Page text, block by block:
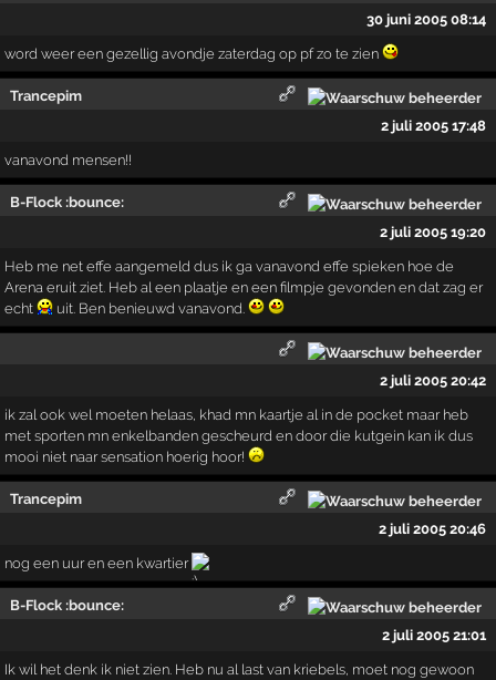
30 juni 2005 08:14
word weer een gezellig avondje zaterdag op pf zo te zien
Trancepim
2 juli 2005 17:48
vanavond mensen!!
B-Flock :bounce:
2 juli 2005 19:20
Heb me net effe aangemeld dus ik ga vanavond effe spieken hoe de
Arena eruit ziet. Heb al een plaatje en een filmpje gevonden en dat zag er
echt
uit. Ben benieuwd vanavond.
2 juli 2005 20:42
ik zal ook wel moeten helaas, khad mn kaartje al in de pocket maar heb
met sporten mn enkelbanden gescheurd en door die kutgein kan ik dus
mooi niet naar sensation hoerig hoor!
Trancepim
2 juli 2005 20:46
nog een uur en een kwartier
B-Flock :bounce:
2 juli 2005 21:01
Ik wil het denk ik niet zien. Heb nu al last van kriebels, moet nog gewoon